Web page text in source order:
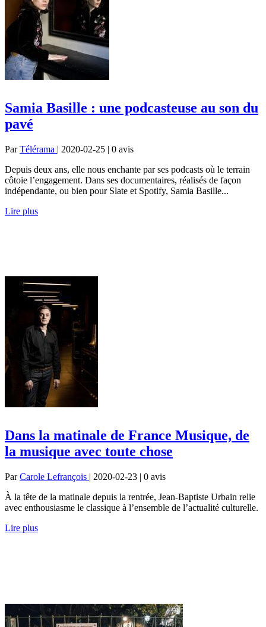
Samia Basille : une podcasteuse au son du
pavé
ParTélérama | 2020-02-25 | 0 avis
Depuis deux ans, elle nous enchante par ses podcasts où le terrain
côtoie l’engagement. Dans ses documentaires, réalisés de façon
indépendante, ou bien pour Slate et Spotify, Samia Basille...
Lire plus
Dans la matinale de France Musique, de
la musique avec toute chose
ParCarole Lefrançois | 2020-02-23 | 0 avis
À la tête de la matinale depuis la rentrée, Jean-Baptiste Urbain relie
avec enthousiasme le classique à l’ensemble de l’actualité culturelle.
Lire plus